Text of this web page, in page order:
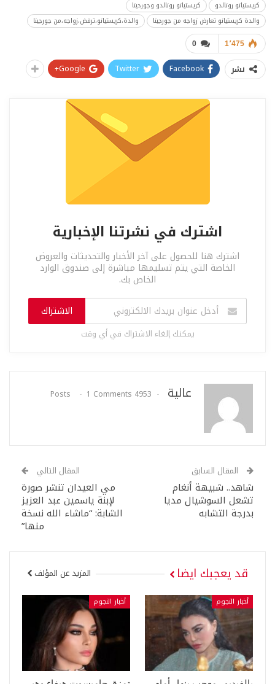
كريستيانو رونالدو
كريستيانو رونالدو وجورحينا
والدة كريستيانو تعارض زواجه من جورجينا
والدة،كريستيانو،ترفض،زواجه،من جورجينا
0 1٬475
نشر Facebook
Twitter
Google+
اشترك في نشرتنا الإخبارية
اشترك هنا للحصول على آخر الأخبار والتحديثات والعروض
الخاصة التي يتم تسليمها مباشرة إلى صندوق الوارد
الخاص بك.
الاشتراك
يمكنك إلغاء الاشتراك في أي وقت
عالية 4953 Posts
1 Comments
المقال السابق
شاهد.. شبيهة أنغام
تشعل السوشيال مديا
بدرجة التشابه
المقال التالي
مي العيدان تنشر صورة
لإبنة ياسمين عبد العزيز
الشابة: “ماشاء الله نسخة
منها”
قد يعجبك ايضا المزيد عن المؤلف
أخبار النجوم أخبار النجوم